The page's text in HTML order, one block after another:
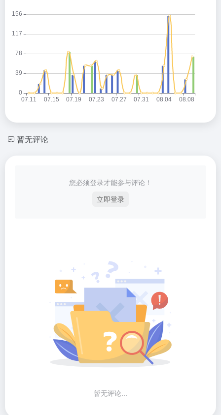
暂无评论
您必须登录才能参与评论！
立即登录
暂无评论...